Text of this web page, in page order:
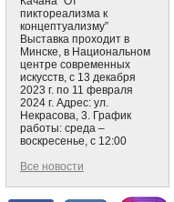
пиктореализма к
концептуализму”
Выставка проходит в
Минске, в Национальном
центре современных
искусств, с 13 декабря
2023 г. по 11 февраля
2024 г. Адрес: ул.
Некрасова, 3. График
работы: среда –
воскресенье, с 12:00
Все новости